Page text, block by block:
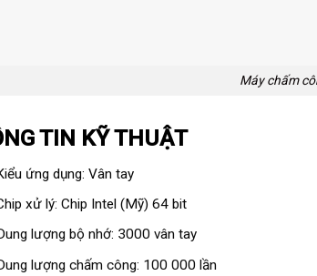
Máy chấm
TIN KỸ THUẬT
ứng dụng: Vân tay
xử lý: Chip Intel (Mỹ) 64 bit
lượng bộ nhớ: 3000 vân tay
lượng chấm công: 100 000 lần